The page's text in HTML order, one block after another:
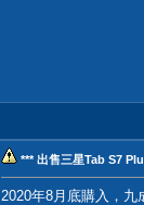
*** 出售三星Tab S7
2020年8月底購入，九